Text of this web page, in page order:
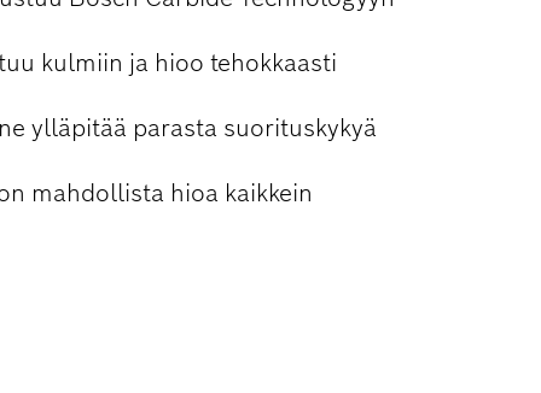
kulmiin ja hioo tehokkaasti
ylläpitää parasta suorituskykyä
mahdollista hioa kaikkein